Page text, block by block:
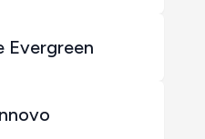
Evergreen